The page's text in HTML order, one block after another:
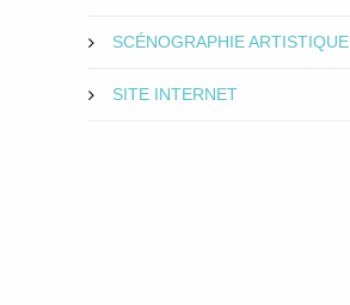
SCÉNOGRAPHIE ARTISTIQUE
SITE INTERNET